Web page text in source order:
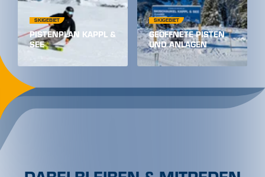
SKIGEBIET
GEÖFFNETE PISTEN
UND ANLAGEN
SKIGEBIET
PISTENPLAN KAPPL &
SEE